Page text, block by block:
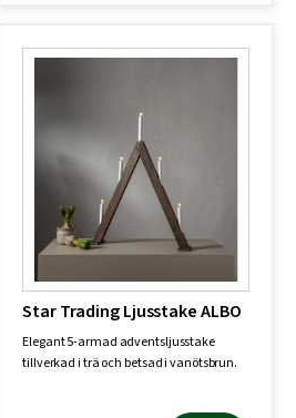
Star Trading Ljusstake ALBO
Elegant 5-armad adventsljusstake
tillverkad i trä och betsad i vanötsbrun.